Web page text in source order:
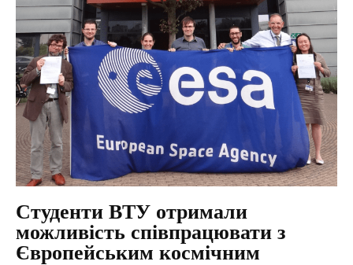
Студенти ВТУ отримали
можливість співпрацювати з
Європейським космічним